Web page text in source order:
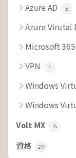
Azure AD 5
Azure Virutal
Microsoft 365
VPN 1
Windows
Windows
Volt MX 6
資格 29